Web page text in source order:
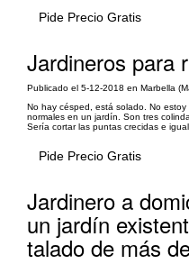
Pide Precio Gratis
Jardineros para
Publicado el 5-12-2018 en Marbella
No hay césped, está solado. No
normales en un jardín. Son tres
Sería cortar las puntas crecidas e
Pide Precio Gratis
Jardinero a
un jardín
talado de más